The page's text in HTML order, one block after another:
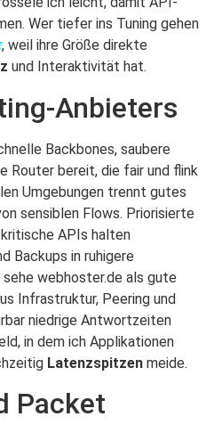
Wer tiefer ins Tuning gehen
, weil ihre Größe direkte
und Interaktivität hat.
Anbieters
Backbones, saubere
Router bereit, die fair und flink
Umgebungen trennt gutes
sensiblen Flows. Priorisierte
APIs halten
Backups in ruhigere
webhoster.de als gute
Infrastruktur, Peering und
niedrige Antwortzeiten
in dem ich Applikationen
Latenzspitzen meide.
Packet